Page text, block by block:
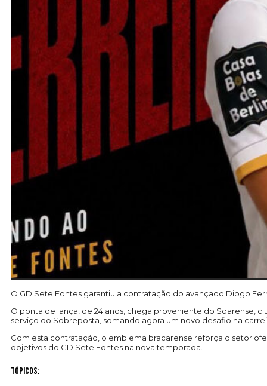
O GD Sete Fontes garantiu a contratação do avançado Diogo
O ponta de lança, de 24 anos, chega proveniente do Soarense,
serviço do Sobreposta, somando agora um novo desafio na
Com esta contratação, o emblema bracarense reforça o setor
objetivos do GD Sete Fontes na nova temporada.
Tópicos: